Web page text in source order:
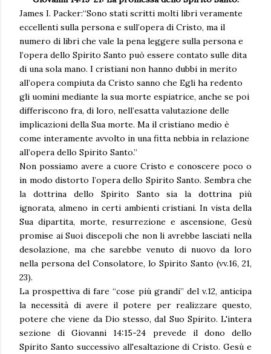
James I. Packer:“Sono stati scritti molti libri veramente
eccellenti sulla persona e sull’opera di Cristo, ma il
numero di libri che vale la pena leggere sulla persona e
l’opera dello Spirito Santo può essere contato sulle dita
di una sola mano. I cristiani non hanno dubbi in merito
all’opera compiuta da Cristo sanno che Egli ha redento
gli uomini mediante la sua morte espiatrice, anche se poi
differiscono fra, di loro, nell’esatta valutazione delle
implicazioni della Sua morte. Ma il cristiano medio è
come interamente avvolto in una fitta nebbia in relazione
all’opera dello Spirito Santo.”
Non possiamo avere a cuore Cristo e conoscere poco o
in modo distorto l’opera dello Spirito Santo. Sembra che
la dottrina dello Spirito Santo sia la dottrina più
ignorata, almeno in certi ambienti cristiani. In vista della
Sua dipartita, morte, resurrezione e ascensione, Gesù
promise ai Suoi discepoli che non li avrebbe lasciati nella
desolazione, ma che sarebbe venuto di nuovo da loro
nella persona del Consolatore, lo Spirito Santo (vv.16, 21,
23).
La prospettiva di fare “cose più grandi” del v.12, anticipa
la necessità di avere il potere per realizzare questo,
potere che viene da Dio stesso, dal Suo Spirito. L'intera
sezione di Giovanni 14:15-24 prevede il dono dello
Spirito Santo successivo all'esaltazione di Cristo. Gesù e